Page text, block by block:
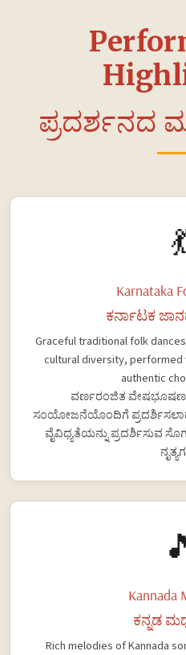
ಪ್ರದರ್ಶನದ
Karnataka
ಕರ್ನಾಟಕ
Graceful traditional folk
cultural diversity,
authentic
ವರ್ಣರಂಜಿತ
ಸಂಯೋಜನೆಯೊಂದಿಗೆ ಪ್ರದರ್ಶಿಸಲಾದ
ವೈವಿಧ್ಯತೆಯನ್ನು ಪ್ರದರ್ಶಿಸುವ
Kannada
ಕನ್ನಡ
Rich melodies of Kannada